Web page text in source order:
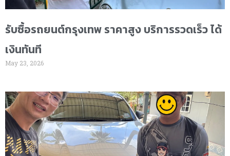
รับซื้อรถยนต์กรุงเทพ ราคาสูง บริการรวดเร็ว ได้
เงินทันที
May 23, 2026